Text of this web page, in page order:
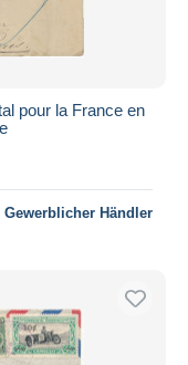
pour la France en
Gewerblicher Händler